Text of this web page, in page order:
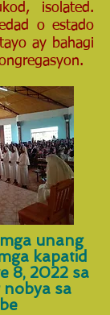
isolated.
o estado
ay bahagi
unang
kapatid
8, 2022 sa
sa